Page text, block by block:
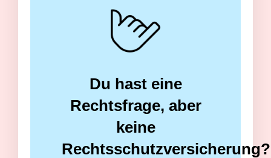
Du hast eine
Rechtsfrage, aber
keine
Rechtsschutzversicherung?